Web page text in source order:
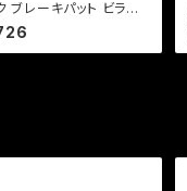
ブレーキパット ビラー
製】PF235 マスター
【クリックポスト発送可